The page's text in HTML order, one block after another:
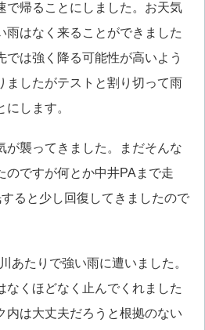
で帰ることにしました。お天気
雨はなく来ることができました
では強く降る可能性が高いよう
ましたがテストと割り切って雨
します。
が襲ってきました。まだそんな
のですが何とか中井PAまで走
ると少し回復してきましたので
あたりで強い雨に遭いました。
なくほどなく止んでくれました
内は大丈夫だろうと根拠のない